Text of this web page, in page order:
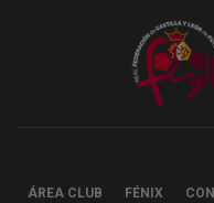
ÁREA CLUB FÉNIX